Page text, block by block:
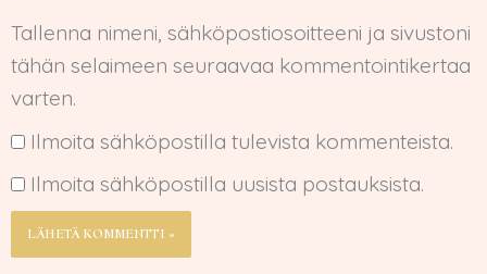
Tallenna nimeni, sähköpostiosoitteeni ja sivustoni
tähän selaimeen seuraavaa kommentointikertaa
varten.
Ilmoita sähköpostilla tulevista kommenteista.
Ilmoita sähköpostilla uusista postauksista.